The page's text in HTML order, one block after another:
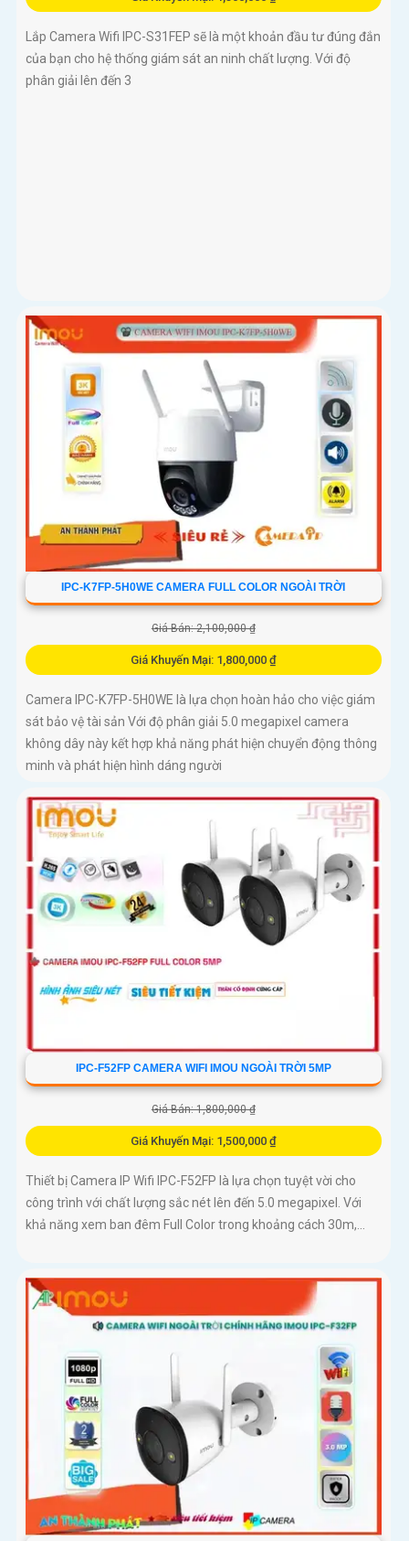
Lắp Camera Wifi IPC-S31FEP sẽ là một khoản đầu tư đúng đắn
của bạn cho hệ thống giám sát an ninh chất lượng. Với độ
phân giải lên đến 3
IPC-K7FP-5H0WE CAMERA FULL COLOR NGOÀI TRỜI
Giá Bán: 2,100,000 ₫
Giá Khuyến Mại: 1,800,000 ₫
Camera IPC-K7FP-5H0WE là lựa chọn hoàn hảo cho việc giám
sát bảo vệ tài sản Với độ phân giải 5.0 megapixel camera
không dây này kết hợp khả năng phát hiện chuyển động thông
minh và phát hiện hình dáng người
IPC-F52FP CAMERA WIFI IMOU NGOÀI TRỜI 5MP
Giá Bán: 1,800,000 ₫
Giá Khuyến Mại: 1,500,000 ₫
Thiết bị Camera IP Wifi IPC-F52FP là lựa chọn tuyệt vời cho
công trình với chất lượng sắc nét lên đến 5.0 megapixel. Với
khả năng xem ban đêm Full Color trong khoảng cách 30m,...